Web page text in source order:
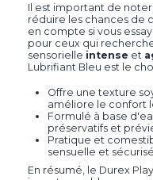
Il est important de
réduire les chances de
en compte si vous
pour ceux qui
sensorielle intense et
Lubrifiant Bleu est le
Offre une texture
améliore le confort
Formulé à base
préservatifs et
Pratique et
sensuelle et
En résumé, le Durex